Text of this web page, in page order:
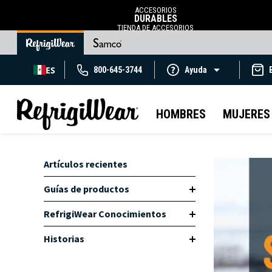
ACCESORIOS
DURABLES
TIENDA DE ACCESORIOS
ES 800-645-3744 Ayuda
HOMBRES MUJERES
Artículos recientes
Guías de productos
RefrigiWear Conocimientos
Historias